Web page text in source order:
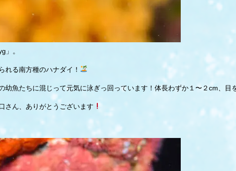
」。
れる南方種のハナダイ！
幼魚たちに混じって元気に泳ぎっ回っています！体長わずか１〜２cm、目
さん、ありがとうございます